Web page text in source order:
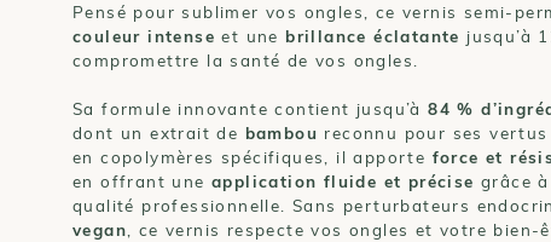
Pensé pour sublimer vos ongles, ce vernis semi-
couleur intense et une brillance éclatante jusqu’à
compromettre la santé de vos ongles.
Sa formule innovante contient jusqu’à84 %
dont un extrait de bambou reconnu pour ses
en copolymères spécifiques, il apporte force et
en offrant uneapplication fluide et précise grâce
qualité professionnelle. Sans perturbateurs
vegan, ce vernis respecte vos ongles et votre bien-